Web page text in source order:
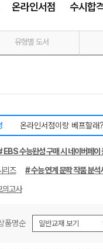
메가스터디
온라인서점 수시합
유형별 도서
EBS 수능완성 구매 시 네이버페이
리즈
# 수능 연계 문학 작품 분석
의고사
품명순